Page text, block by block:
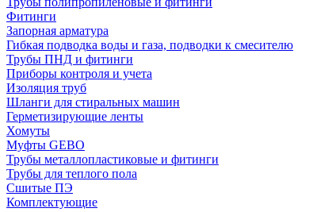
Фитинги
Запорная арматура
Гибкая подводка воды и газа, подводки к смесителю
Трубы ПНД и фитинги
Приборы контроля и учета
Изоляция труб
Шланги для стиральных машин
Герметизирующие ленты
Хомуты
Муфты GEBO
Трубы металлопластиковые и фитинги
Трубы для теплого пола
Сшитые ПЭ
Комплектующие